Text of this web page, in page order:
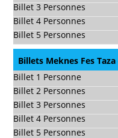
Billet 3 Personnes
Billet 4 Personnes
Billet 5 Personnes
Billets Meknes Fes
Billet 1 Personne
Billet 2 Personnes
Billet 3 Personnes
Billet 4 Personnes
Billet 5 Personnes